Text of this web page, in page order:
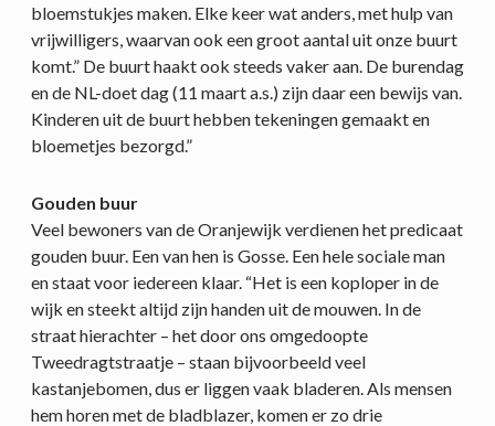
bloemstukjes maken. Elke keer wat anders, met hulp van
vrijwilligers, waarvan ook een groot aantal uit onze buurt
komt.” De buurt haakt ook steeds vaker aan. De burendag
en de NL-doet dag (11 maart a.s.) zijn daar een bewijs van.
Kinderen uit de buurt hebben tekeningen gemaakt en
bloemetjes bezorgd.”
Gouden buur
Veel bewoners van de Oranjewijk verdienen het predicaat
gouden buur. Een van hen is Gosse. Een hele sociale man
en staat voor iedereen klaar. “Het is een koploper in de
wijk en steekt altijd zijn handen uit de mouwen. In de
straat hierachter – het door ons omgedoopte
Tweedragtstraatje – staan bijvoorbeeld veel
kastanjebomen, dus er liggen vaak bladeren. Als mensen
hem horen met de bladblazer, komen er zo drie